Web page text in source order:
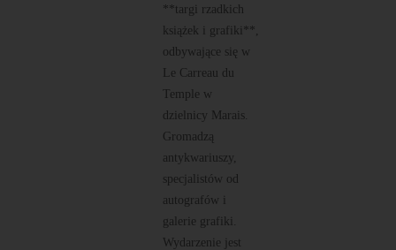
**targi rzadkich
książek i grafiki**,
odbywające się w
Le Carreau du
Temple w
dzielnicy Marais.
Gromadzą
antykwariuszy,
specjalistów od
autografów i
galerie grafiki.
Wydarzenie jest